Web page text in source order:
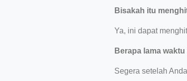
Bisakah itu
Ya, ini dapat
Berapa lama
Segera setelah